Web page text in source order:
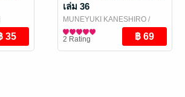
เล่ม 36
MUNEYUKI KANESHIRO /
Vibulkij Publishing
การ์ตูนทั่วไป
2 Rating